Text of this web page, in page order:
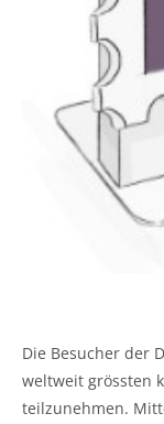
Die Besucher der
weltweit grössten
teilzunehmen.